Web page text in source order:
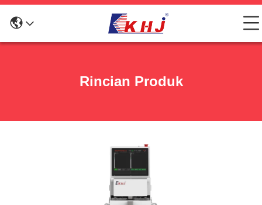
Rincian Produk